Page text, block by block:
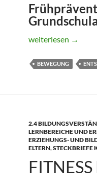
Fitness für Kids
weiterlesen →
BEWEGUNG
2.4
LERNBEREICHE UND
ERZIEHUNGS- UND
ELTERN,STECKBRIEFE